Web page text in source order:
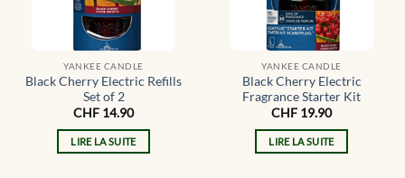
YANKEE CANDLE
Black Cherry Electric Refills
Set of 2
CHF 14.90
LIRE LA SUITE
YANKEE CANDLE
Black Cherry Electric
Fragrance Starter Kit
CHF 19.90
LIRE LA SUITE